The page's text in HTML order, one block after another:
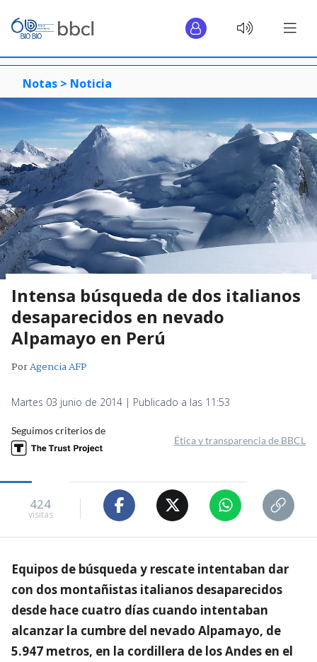
Notas > Noticia
Intensa búsqueda de dos italianos
desaparecidos en nevado
Alpamayo en Perú
PorAgencia AFP
Martes 03 junio de 2014 | Publicado a las 11:53
Seguimos criterios de
Ética y transparencia de BBCL
424
visitas
Equipos de búsqueda y rescate intentaban dar
con dos montañistas italianos desaparecidos
desde hace cuatro días cuando intentaban
alcanzar la cumbre del nevado Alpamayo, de
5.947 metros, en la cordillera de los Andes en el